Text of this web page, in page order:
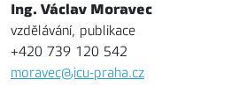
Ing. Václav Moravec
vzdělávání, publikace
+420 739 120 542
moravec@icu-praha.cz